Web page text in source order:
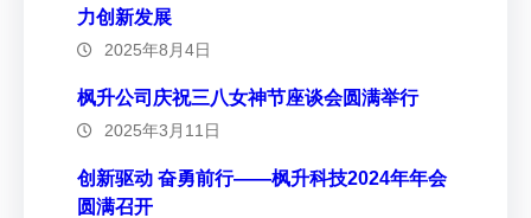
力创新发展
2025年8月4日
枫升公司庆祝三八女神节座谈会圆满举行
2025年3月11日
创新驱动 奋勇前行——枫升科技2024年年会
圆满召开